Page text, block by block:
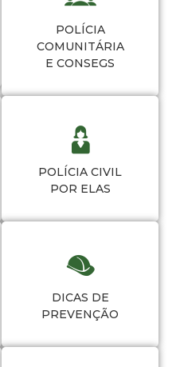
POLÍCIA
COMUNITÁRIA
E CONSEGS
POLÍCIA CIVIL
POR ELAS
DICAS DE
PREVENÇÃO